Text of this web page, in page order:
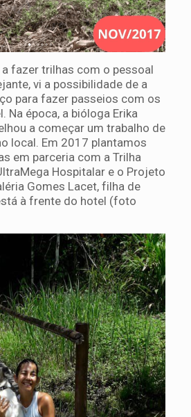
a fazer trilhas com o pessoal
vi a possibilidade de a
para fazer passeios com os
Na época, a bióloga Erika
a começar um trabalho de
local. Em 2017 plantamos
em parceria com a Trilha
Hospitalar e o Projeto
Gomes Lacet, filha de
à frente do hotel (foto